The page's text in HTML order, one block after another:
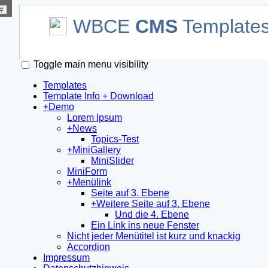
WBCE CMS
Toggle main menu visibility
Templates
Template Info + Download
+Demo
Lorem Ipsum
+News
Topics-Test
+MiniGallery
MiniSlider
MiniForm
+Menülink
Seite auf 3. Ebene
+Weitere Seite auf 3. Ebene
Und die 4. Ebene
Ein Link ins neue Fenster
Nicht jeder Menütitel ist kurz und knackig
Accordion
Impressum